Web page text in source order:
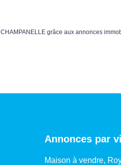
grâce aux annonces
Annonces par
Maison à vendre,